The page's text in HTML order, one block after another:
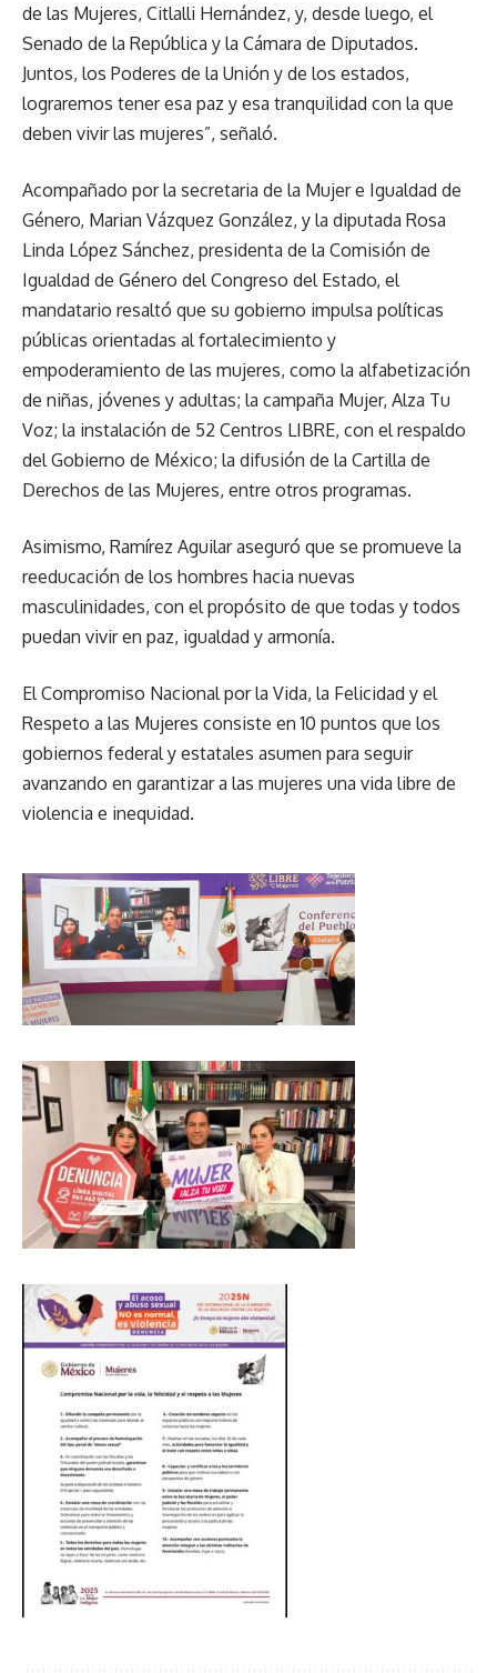
de las Mujeres, Citlalli Hernández, y, desde luego, el
Senado de la República y la Cámara de Diputados.
Juntos, los Poderes de la Unión y de los estados,
lograremos tener esa paz y esa tranquilidad con la que
deben vivir las mujeres”, señaló.
Acompañado por la secretaria de la Mujer e Igualdad de
Género, Marian Vázquez González, y la diputada Rosa
Linda López Sánchez, presidenta de la Comisión de
Igualdad de Género del Congreso del Estado, el
mandatario resaltó que su gobierno impulsa políticas
públicas orientadas al fortalecimiento y
empoderamiento de las mujeres, como la alfabetización
de niñas, jóvenes y adultas; la campaña Mujer, Alza Tu
Voz; la instalación de 52 Centros LIBRE, con el respaldo
del Gobierno de México; la difusión de la Cartilla de
Derechos de las Mujeres, entre otros programas.
Asimismo, Ramírez Aguilar aseguró que se promueve la
reeducación de los hombres hacia nuevas
masculinidades, con el propósito de que todas y todos
puedan vivir en paz, igualdad y armonía.
El Compromiso Nacional por la Vida, la Felicidad y el
Respeto a las Mujeres consiste en 10 puntos que los
gobiernos federal y estatales asumen para seguir
avanzando en garantizar a las mujeres una vida libre de
violencia e inequidad.